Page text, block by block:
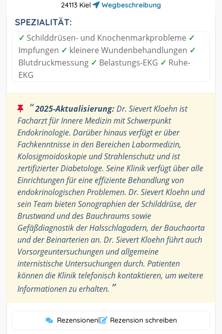
24113 Kiel
Wegbeschreibung
SPEZIALITÄT:
✓ Schilddrüsen- und Knochenmarkprobleme ✓
Impfungen ✓ kleinere Wundenbehandlungen ✓
Blutdruckmessung ✓ Belastungs-EKG ✓ Ruhe-
EKG
“2025-Aktualisierung:Dr. Sievert Kloehn ist
Facharzt für Innere Medizin mit Schwerpunkt
Endokrinologie. Darüber hinaus verfügt er über
Fachkenntnisse in den Bereichen Labormedizin,
Kolosigmoidoskopie und Strahlenschutz und ist
zertifizierter Diabetologe. Seine Klinik verfügt über alle
Einrichtungen für eine effiziente Behandlung von
endokrinologischen Problemen. Dr. Sievert Kloehn und
sein Team bieten Sonographien der Schilddrüse, der
Brustwand und des Bauchraums sowie
Gefäßdiagnostik der Halsschlagadern, der Bauchaorta
und der Beinarterien an. Dr. Sievert Kloehn führt auch
Vorsorgeuntersuchungen und allgemeine
internistische Untersuchungen durch. Patienten
können die Klinik telefonisch kontaktieren, um weitere
Informationen zu erhalten. ”
Rezensionen| Rezension schreiben